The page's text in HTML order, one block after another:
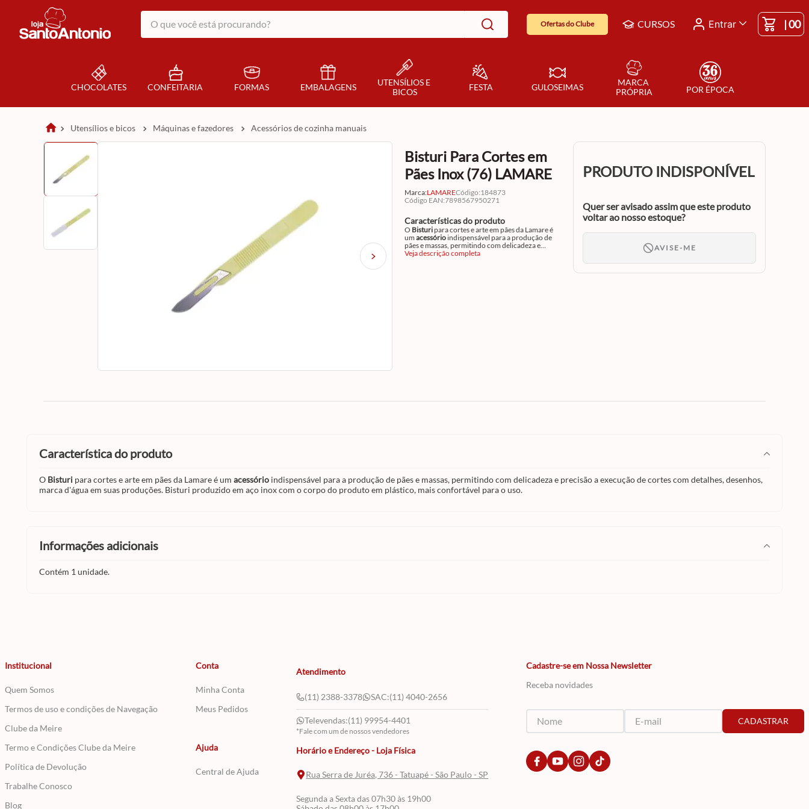
O que você está procurando?
Ofertas do Clube CURSOS Entrar |00
CHOCOLATES CONFEITARIA FORMAS EMBALAGENS
UTENSÍLIOS E
BICOS
FESTA GULOSEIMAS
MARCA
PRÓPRIA
POR ÉPOCA
utensílios e bicos máquinas e fazedores acessórios de cozinha manuais
Bisturi Para Cortes em
Pães Inox (76) LAMARE
Marca:LAMARECódigo:184873
Código EAN:7898567950271
Características do produto
O Bisturi
um acessório indispensável para a produção de
pães e massas, permitindo com delicadeza e
precisão a execução de cortes com detalhes,
Veja descrição completa
PRODUTO INDISPONÍVEL
Quer ser avisado assim que este produto
voltar ao nosso estoque?
AVISE-ME
característica do produto
O Bisturi para cortes e arte em pães da Lamare é um acessório indispensável para a produção de pães e massas, permitindo com delicadeza e precisão a execução de cortes com detalhes, desenhos,
marca d'água em suas produções. Bisturi produzido em aço inox com o corpo do produto em plástico, mais confortável para o uso.
informações adicionais
Contém 1 unidade.
Institucional
Quem Somos
Termos de uso e condições de Navegação
Clube da Meire
Termo e Condições Clube da Meire
Política de Devolução
Trabalhe Conosco
Blog
Conta
Minha Conta
Meus Pedidos
Ajuda
Central de Ajuda
Atendimento
(11) 2388-3378 SAC:(11) 4040-2656
Televendas:(11) 99954-4401
*Fale com um de nossos vendedores
Horário e Endereço - Loja Física
Rua Serra de Juréa, 736 - Tatuapé - São Paulo - SP
Segunda a Sexta das 07h30 às 19h00
Cadastre-se em Nossa Newsletter
Receba novidades
CADASTRAR